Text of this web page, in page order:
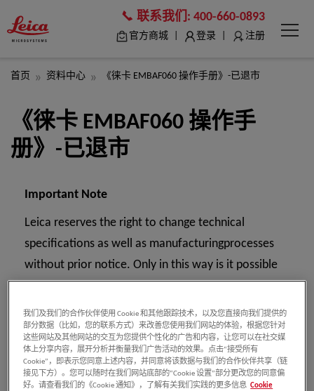
联系我们: 400-660-0893
官方商城 登录 注册
首页 资料中心 《徕卡 EMBAF060 操作手册》-已退市
《徕卡 EMBAF060 操作手
册》-已退市
Important Note
Leica reserves the right to change technical
specifications as well as manufacturingprocesses
without prior notice. Only in this way is it possible
to continuously improvethe technology and
manufacturing techniques used to provide our
customers withexcellent products.
Any copyrights of this document are retained by
Leica Mikrosysteme GmbH, Vienna.Any
我们及我们的合作伙伴使用 Cookie 和其他跟踪技术，以及您直接向我们提供的
部分数据（比如，您的联系方式）来改善您使用我们网站的体验，根据您针对
这些网站及其他网站的交互为您提供个性化的广告和内容，让您可以在社交媒
体上分享内容，展开分析并衡量我们广告活动的效果。点击“接受所有
Cookie”，即表示您同意上述内容，并同意将该数据与我们的合作伙伴共享（链
接见下方）。您可以随时在我们网站底部的“Cookie 设置”部分更改您的同意偏
好。请查看我们的《Cookie 通知》，了解有关我们实践的更多信息 Cookie